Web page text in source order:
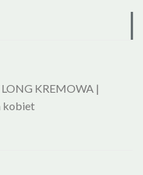
KREMOWA |
kobiet